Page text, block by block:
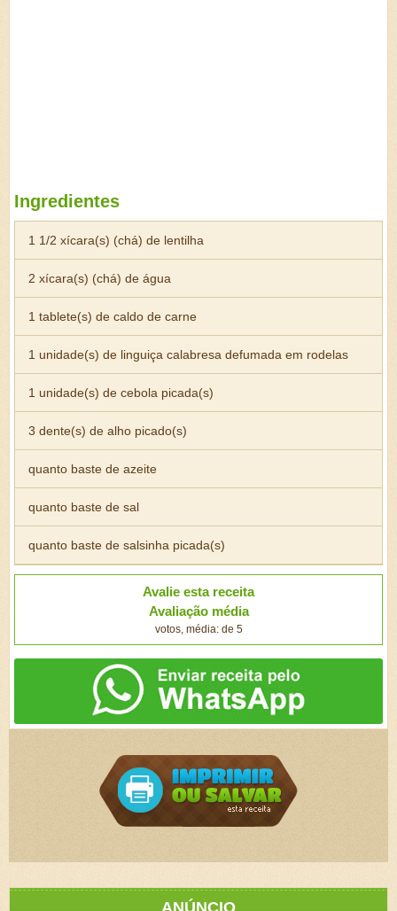
Ingredientes
1 1/2 xícara(s) (chá) de lentilha
2 xícara(s) (chá) de água
1 tablete(s) de caldo de carne
1 unidade(s) de linguiça calabresa defumada em rodelas
1 unidade(s) de cebola picada(s)
3 dente(s) de alho picado(s)
quanto baste de azeite
quanto baste de sal
quanto baste de salsinha picada(s)
Avalie esta receita
Avaliação média
votos, média: de 5
ANÚNCIO